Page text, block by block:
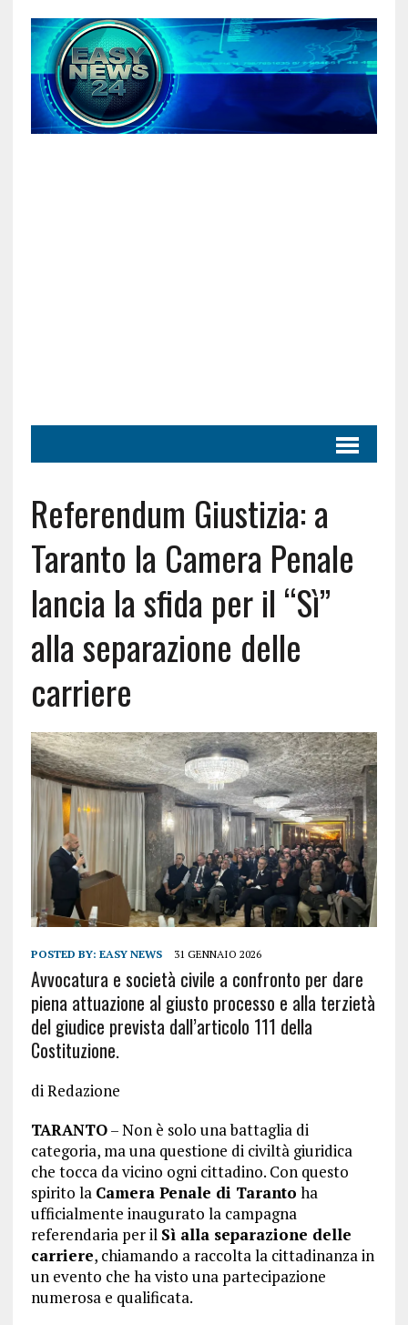
Referendum Giustizia: a
Taranto la Camera Penale
lancia la sfida per il “Sì”
alla separazione delle
carriere
POSTED BY: EASY NEWS 31 GENNAIO 2026
Avvocatura e società civile a confronto per dare
piena attuazione al giusto processo e alla terzietà
del giudice prevista dall’articolo 111 della
Costituzione.
di Redazione
TARANTO– Non è solo una battaglia di
categoria, ma una questione di civiltà giuridica
che tocca da vicino ogni cittadino. Con questo
spirito la Camera Penale di Taranto ha
ufficialmente inaugurato la campagna
referendaria per il Sì alla separazione delle
carriere, chiamando a raccolta la cittadinanza in
un evento che ha visto una partecipazione
numerosa e qualificata.